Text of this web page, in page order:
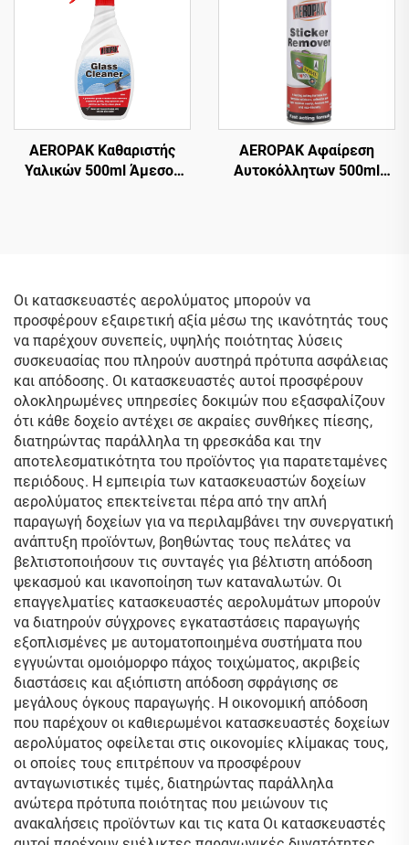
AEROPAK Καθαριστής
Υαλικών 500ml Άμεσος
AEROPAK Αφαίρεση
Αυτοκόλλητων 500ml
Οι κατασκευαστές αερολύματος μπορούν να
προσφέρουν εξαιρετική αξία μέσω της ικανότητάς τους
να παρέχουν συνεπείς, υψηλής ποιότητας λύσεις
συσκευασίας που πληρούν αυστηρά πρότυπα ασφάλειας
και απόδοσης. Οι κατασκευαστές αυτοί προσφέρουν
ολοκληρωμένες υπηρεσίες δοκιμών που εξασφαλίζουν
ότι κάθε δοχείο αντέχει σε ακραίες συνθήκες πίεσης,
διατηρώντας παράλληλα τη φρεσκάδα και την
αποτελεσματικότητα του προϊόντος για παρατεταμένες
περιόδους. Η εμπειρία των κατασκευαστών δοχείων
αερολύματος επεκτείνεται πέρα από την απλή
παραγωγή δοχείων για να περιλαμβάνει την συνεργατική
ανάπτυξη προϊόντων, βοηθώντας τους πελάτες να
βελτιστοποιήσουν τις συνταγές για βέλτιστη απόδοση
ψεκασμού και ικανοποίηση των καταναλωτών. Οι
επαγγελματίες κατασκευαστές αερολυμάτων μπορούν
να διατηρούν σύγχρονες εγκαταστάσεις παραγωγής
εξοπλισμένες με αυτοματοποιημένα συστήματα που
εγγυώνται ομοιόμορφο πάχος τοιχώματος, ακριβείς
διαστάσεις και αξιόπιστη απόδοση σφράγισης σε
μεγάλους όγκους παραγωγής. Η οικονομική απόδοση
που παρέχουν οι καθιερωμένοι κατασκευαστές δοχείων
αερολύματος οφείλεται στις οικονομίες κλίμακας τους,
οι οποίες τους επιτρέπουν να προσφέρουν
ανταγωνιστικές τιμές, διατηρώντας παράλληλα
ανώτερα πρότυπα ποιότητας που μειώνουν τις
ανακαλήσεις προϊόντων και τις κατα Οι κατασκευαστές